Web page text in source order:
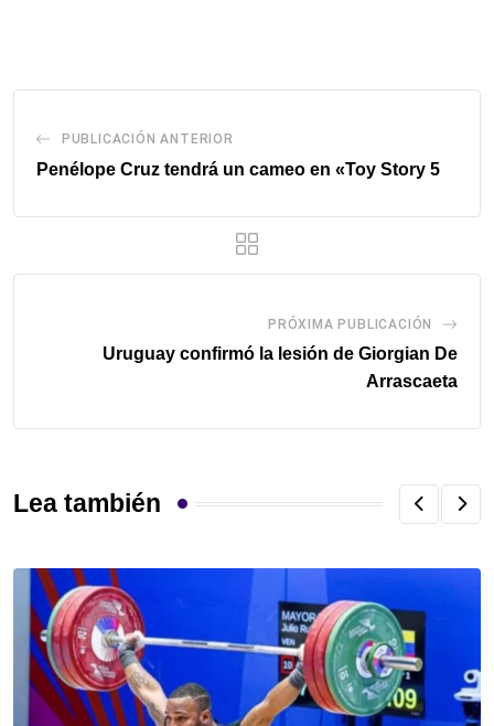
PUBLICACIÓN ANTERIOR
Penélope Cruz tendrá un cameo en «Toy Story 5
PRÓXIMA PUBLICACIÓN
Uruguay confirmó la lesión de Giorgian De
Arrascaeta
Lea también